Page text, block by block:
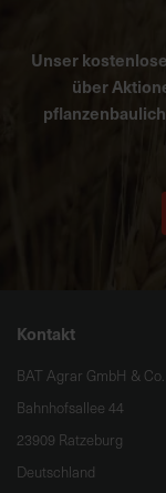
Unser
über
Kontakt
BAT Agrar GmbH & Co.
Bahnhofsallee 44
23909 Ratzeburg
Deutschland